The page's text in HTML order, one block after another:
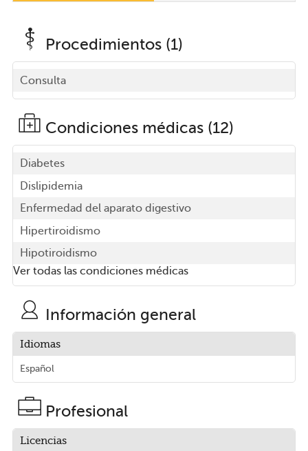
Procedimientos (1)
Consulta
Condiciones médicas (12)
Diabetes
Dislipidemia
Enfermedad del aparato digestivo
Hipertiroidismo
Hipotiroidismo
Ver todas las condiciones médicas
Información general
Idiomas
Español
Profesional
Licencias